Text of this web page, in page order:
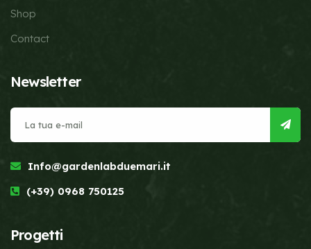
Shop
Contact
Newsletter
Info@gardenlabduemari.it
(+39) 0968 750125
Progetti